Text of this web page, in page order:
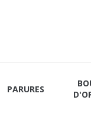
PARURES